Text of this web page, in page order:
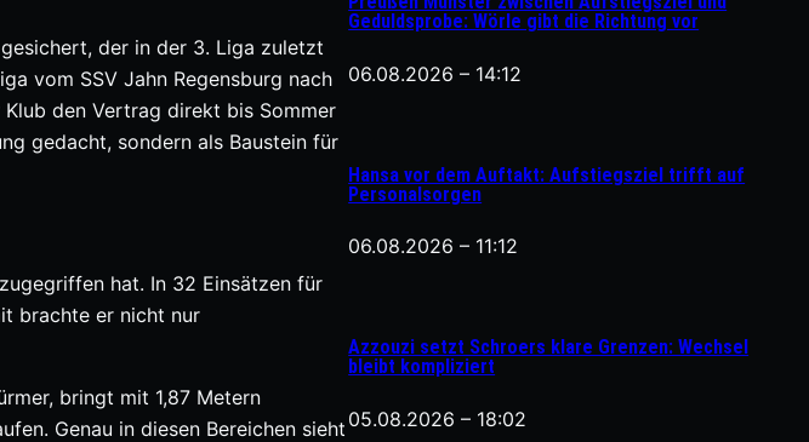
der in der 3. Liga zuletzt
vom SSV Jahn Regensburg nach
den Vertrag direkt bis Sommer
gedacht, sondern als Baustein für
hat. In 32 Einsätzen für
brachte er nicht nur
bringt mit 1,87 Metern
Genau in diesen Bereichen sieht
Geduldsprobe: Wörle gibt die Richtung vor
06.08.2026 – 14:12
Hansa vor dem Auftakt: Aufstiegsziel trifft auf
Personalsorgen
06.08.2026 – 11:12
Azzouzi setzt Schroers klare Grenzen: Wechsel
bleibt kompliziert
05.08.2026 – 18:02